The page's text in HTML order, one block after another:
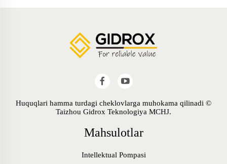
Huquqlari hamma turdagi cheklovlarga muhokama qilinadi ©
Taizhou Gidrox Teknologiya MCHJ.
Mahsulotlar
Intellektual Pompasi